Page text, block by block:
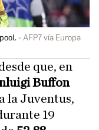
AFP7 vía Europa
que, en
Buffon
la Juventus,
19